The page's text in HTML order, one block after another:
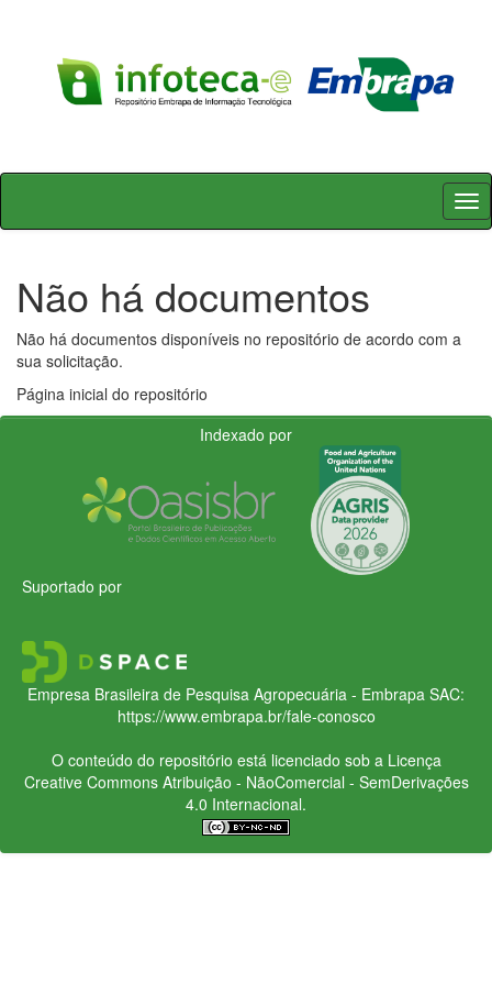
Skip
Não há documentos
Não há documentos disponíveis no repositório de acordo com a
sua solicitação.
Página inicial do repositório
Indexado por
Suportado por
Empresa Brasileira de Pesquisa Agropecuária - Embrapa SAC:
https://www.embrapa.br/fale-conosco
O conteúdo do repositório está licenciado sob a Licença
Creative CommonsAtribuição - NãoComercial - SemDerivações
4.0 Internacional.